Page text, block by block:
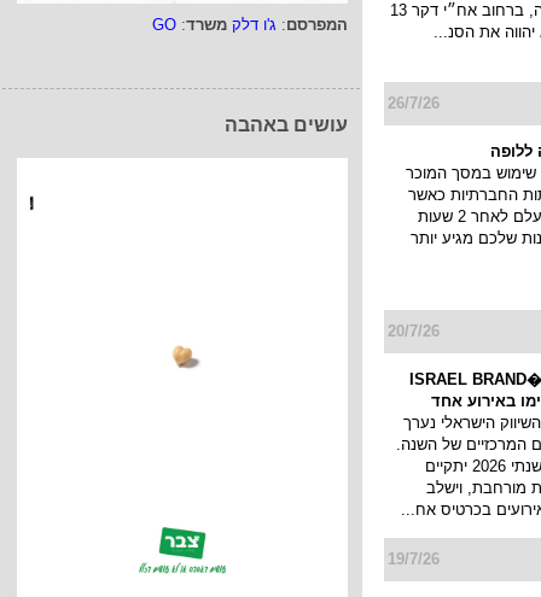
המפרסם: ג'ו דלק משרד:
GO
עושים באהבה
והבילוי פרוטאה, ברחוב אח״י דקר 13
את הסנ...
26/7/26
שימוש במסך המוכר
החברתיות כאשר
הסטורי שלך נעלם לאחר 2 שעות
שלכם מגיע יותר
20/7/26
כנס המיתוג ו�ISRAEL BRAND
הישראלי נערך
המרכזיים של השנה.
כנס המיתוג השנתי 2026 יתקיים
מורחבת, וישלב
בכרטיס אח...
19/7/26